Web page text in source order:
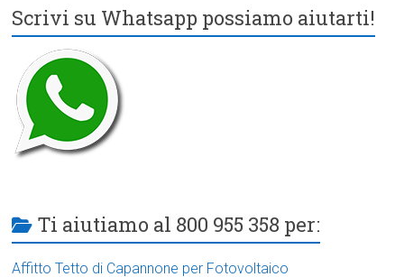
Scrivi su Whatsapp possiamo aiutarti!
Ti aiutiamo al 800 955 358 per:
Affitto Tetto di Capannone per Fotovoltaico